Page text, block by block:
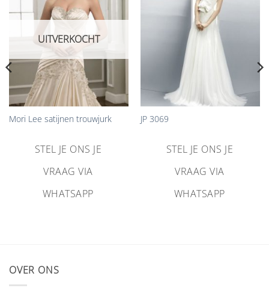
toevoegen
UITVERKOCHT
Mori Lee satijnen trouwjurk
STEL JE ONS JE
VRAAG VIA
WHATSAPP
toevoegen
JP 3069
STEL JE ONS JE
VRAAG VIA
WHATSAPP
OVER ONS